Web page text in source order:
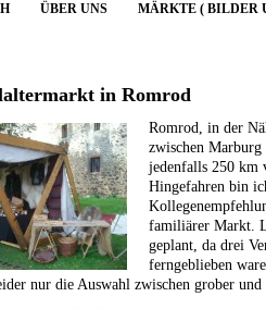
ÜBER UNS MÄRKTE ( BILDER
in Romrod
Romrod, in der
zwischen
jedenfalls 250 km
Hingefahren bin
familiärer Markt.
geplant, da drei
ferngeblieben
nur die Auswahl zwischen grober